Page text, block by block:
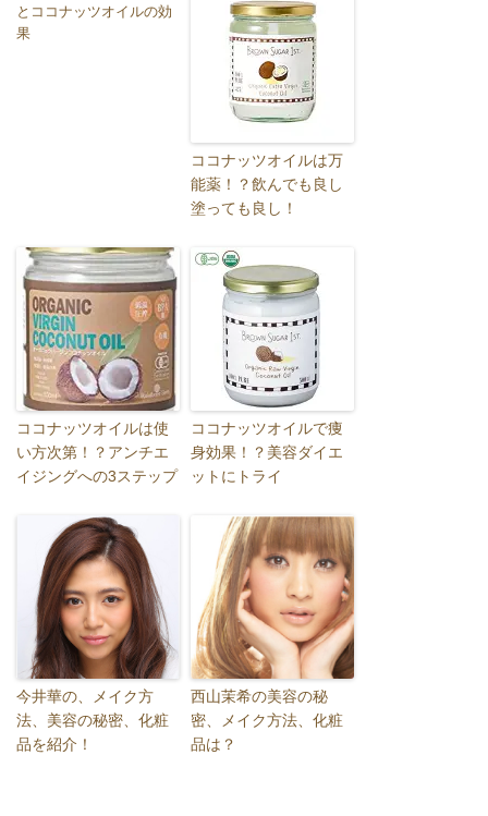
とココナッツオイルの効
果
ココナッツオイルは万
能薬！？飲んでも良し
塗っても良し！
ココナッツオイルは使
い方次第！？アンチエ
イジングへの3ステップ
ココナッツオイルで痩
身効果！？美容ダイエ
ットにトライ
今井華の、メイク方
法、美容の秘密、化粧
品を紹介！
西山茉希の美容の秘
密、メイク方法、化粧
品は？